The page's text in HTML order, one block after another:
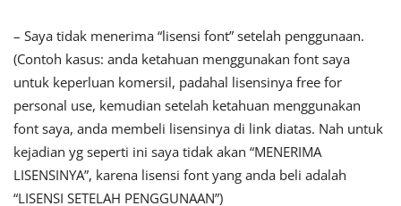
– Saya tidak menerima “lisensi font” setelah penggunaan.
(Contoh kasus: anda ketahuan menggunakan font saya
untuk keperluan komersil, padahal lisensinya free for
personal use, kemudian setelah ketahuan menggunakan
font saya, anda membeli lisensinya di link diatas. Nah untuk
kejadian yg seperti ini saya tidak akan “MENERIMA
LISENSINYA”, karena lisensi font yang anda beli adalah
“LISENSI SETELAH PENGGUNAAN”)